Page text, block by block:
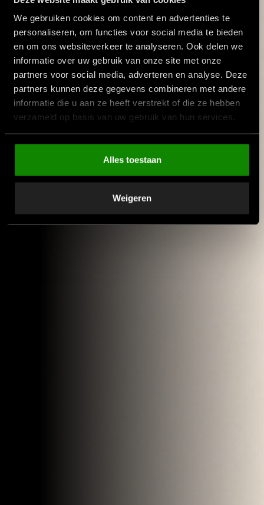
We gebruiken cookies om content en advertenties te
personaliseren, om functies voor social media te bieden
en om ons websiteverkeer te analyseren. Ook delen we
informatie over uw gebruik van onze site met onze
partners voor social media, adverteren en analyse. Deze
partners kunnen deze gegevens combineren met andere
informatie die u aan ze heeft verstrekt of die ze hebben
verzameld op basis van uw gebruik van hun services.
Alles toestaan
Weigeren